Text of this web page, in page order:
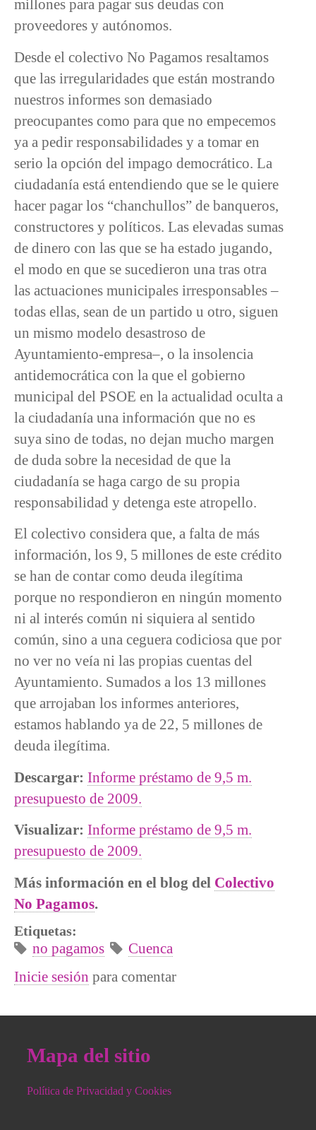
millones para pagar sus deudas con
proveedores y autónomos.
Desde el colectivo No Pagamos resaltamos
que las irregularidades que están mostrando
nuestros informes son demasiado
preocupantes como para que no empecemos
ya a pedir responsabilidades y a tomar en
serio la opción del impago democrático. La
ciudadanía está entendiendo que se le quiere
hacer pagar los “chanchullos” de banqueros,
constructores y políticos. Las elevadas sumas
de dinero con las que se ha estado jugando,
el modo en que se sucedieron una tras otra
las actuaciones municipales irresponsables –
todas ellas, sean de un partido u otro, siguen
un mismo modelo desastroso de
Ayuntamiento-empresa–, o la insolencia
antidemocrática con la que el gobierno
municipal del PSOE en la actualidad oculta a
la ciudadanía una información que no es
suya sino de todas, no dejan mucho margen
de duda sobre la necesidad de que la
ciudadanía se haga cargo de su propia
responsabilidad y detenga este atropello.
El colectivo considera que, a falta de más
información, los 9, 5 millones de este crédito
se han de contar como deuda ilegítima
porque no respondieron en ningún momento
ni al interés común ni siquiera al sentido
común, sino a una ceguera codiciosa que por
no ver no veía ni las propias cuentas del
Ayuntamiento. Sumados a los 13 millones
que arrojaban los informes anteriores,
estamos hablando ya de 22, 5 millones de
deuda ilegítima.
Descargar: Informe préstamo de 9,5 m.
presupuesto de 2009.
Visualizar: Informe préstamo de 9,5 m.
presupuesto de 2009.
Más información en el blog del Colectivo
No Pagamos.
Etiquetas:
no pagamos
Cuenca
Inicie sesión para comentar
Mapa del sitio
Política de Privacidad y Cookies